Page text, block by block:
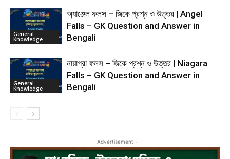
General
Knowledge
অ্যাঞ্জেল ফলস – জিকে প্রশ্ন ও উত্তর | Angel
Falls – GK Question and Answer in
Bengali
General
Knowledge
নায়াগ্রা ফলস – জিকে প্রশ্ন ও উত্তর | Niagara
Falls – GK Question and Answer in
Bengali
- Advertisement -